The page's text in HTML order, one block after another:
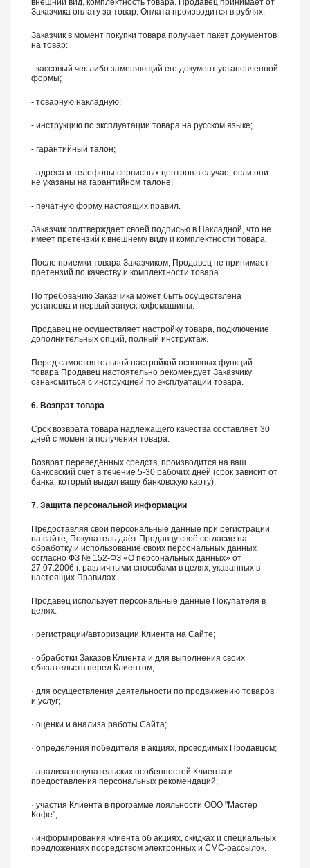
внешний вид, комплектность товара. Продавец принимает от
Заказчика оплату за товар. Оплата производится в рублях.
Заказчик в момент покупки товара получает пакет документов
на товар:
- кассовый чек либо заменяющий его документ установленной
формы;
- товарную накладную;
- инструкцию по эксплуатации товара на русском языке;
- гарантийный талон;
- адреса и телефоны сервисных центров в случае, если они
не указаны на гарантийном талоне;
- печатную форму настоящих правил.
Заказчик подтверждает своей подписью в Накладной, что не
имеет претензий к внешнему виду и комплектности товара.
После приемки товара Заказчиком, Продавец не принимает
претензий по качеству и комплектности товара.
По требованию Заказчика может быть осуществлена
установка и первый запуск кофемашины.
Продавец не осуществляет настройку товара, подключение
дополнительных опций, полный инструктаж.
Перед самостоятельной настройкой основных функций
товара Продавец настоятельно рекомендует Заказчику
ознакомиться с инструкцией по эксплуатации товара.
6. Возврат товара
Срок возврата товара надлежащего качества составляет 30
дней с момента получения товара.
Возврат переведённых средств, производится на ваш
банковский счёт в течение 5-30 рабочих дней (срок зависит от
банка, который выдал вашу банковскую карту).
7. Защита персональной информации
Предоставляя свои персональные данные при регистрации
на сайте, Покупатель даёт Продавцу своё согласие на
обработку и использование своих персональных данных
согласно ФЗ № 152-ФЗ «О персональных данных» от
27.07.2006 г. различными способами в целях, указанных в
настоящих Правилах.
Продавец использует персональные данные Покупателя в
целях:
· регистрации/авторизации Клиента на Сайте;
· обработки Заказов Клиента и для выполнения своих
обязательств перед Клиентом;
· для осуществления деятельности по продвижению товаров
и услуг;
· оценки и анализа работы Сайта;
· определения победителя в акциях, проводимых Продавцом;
· анализа покупательских особенностей Клиента и
предоставления персональных рекомендаций;
· участия Клиента в программе лояльности ООО "Мастер
Кофе";
· информирования клиента об акциях, скидках и специальных
предложениях посредством электронных и СМС-рассылок.